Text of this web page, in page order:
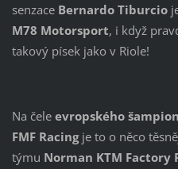
senzace Bernardo Tiburcio
M78 Motorsport, i když
takový písek jako v Riole!
Na čele evropského
FMF Racingje to o něco
týmu Norman KTM Factory